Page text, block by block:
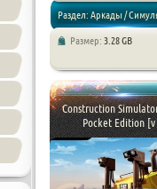
Раздел: Аркады /
Размер: 3.28 GB
Construction
Pocket Edition [v